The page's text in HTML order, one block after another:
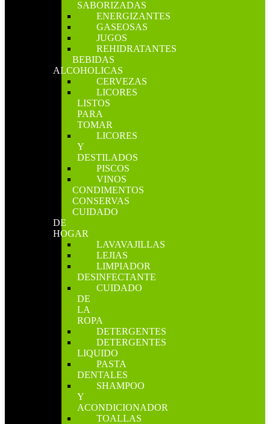
SABORIZADAS
ENERGIZANTES
GASEOSAS
JUGOS
REHIDRATANTES
BEBIDAS
ALCOHOLICAS
CERVEZAS
LICORES
LISTOS
PARA
TOMAR
LICORES
Y
DESTILADOS
PISCOS
VINOS
CONDIMENTOS
CONSERVAS
CUIDADO
DE
HOGAR
LAVAVAJILLAS
LEJIAS
LIMPIADOR
DESINFECTANTE
CUIDADO
DE
LA
ROPA
DETERGENTES
DETERGENTES
LIQUIDO
PASTA
DENTALES
SHAMPOO
Y
ACONDICIONADOR
TOALLAS